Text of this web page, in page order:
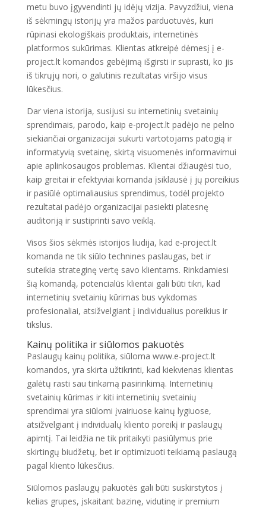
metu buvo įgyvendinti jų idėjų vizija. Pavyzdžiui, viena
iš sėkmingų istorijų yra mažos parduotuvės, kuri
rūpinasi ekologiškais produktais, internetinės
platformos sukūrimas. Klientas atkreipė dėmesį į e-
project.lt komandos gebėjimą išgirsti ir suprasti, ko jis
iš tikrųjų nori, o galutinis rezultatas viršijo visus
lūkesčius.
Dar viena istorija, susijusi su internetinių svetainių
sprendimais, parodo, kaip e-project.lt padėjo ne pelno
siekiančiai organizacijai sukurti vartotojams patogią ir
informatyvią svetainę, skirtą visuomenės informavimui
apie aplinkosaugos problemas. Klientai džiaugėsi tuo,
kaip greitai ir efektyviai komanda įsiklausė į jų poreikius
ir pasiūlė optimaliausius sprendimus, todėl projekto
rezultatai padėjo organizacijai pasiekti platesnę
auditoriją ir sustiprinti savo veiklą.
Visos šios sėkmės istorijos liudija, kad e-project.lt
komanda ne tik siūlo technines paslaugas, bet ir
suteikia strateginę vertę savo klientams. Rinkdamiesi
šią komandą, potencialūs klientai gali būti tikri, kad
internetinių svetainių kūrimas bus vykdomas
profesionaliai, atsižvelgiant į individualius poreikius ir
tikslus.
Kainų politika ir siūlomos pakuotės
Paslaugų kainų politika, siūloma www.e-project.lt
komandos, yra skirta užtikrinti, kad kiekvienas klientas
galėtų rasti sau tinkamą pasirinkimą. Internetinių
svetainių kūrimas ir kiti internetinių svetainių
sprendimai yra siūlomi įvairiuose kainų lygiuose,
atsižvelgiant į individualų kliento poreikį ir paslaugų
apimtį. Tai leidžia ne tik pritaikyti pasiūlymus prie
skirtingų biudžetų, bet ir optimizuoti teikiamą paslaugą
pagal kliento lūkesčius.
Siūlomos paslaugų pakuotės gali būti suskirstytos į
kelias grupes, įskaitant bazinę, vidutinę ir premium